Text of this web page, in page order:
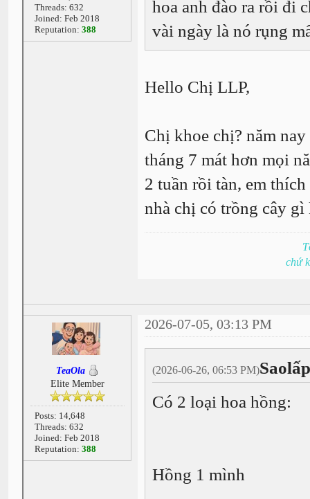
Threads: 632
Joined: Feb 2018
Reputation: 388
hoa anh đào ra rồi đi
vài ngày là nó rụng
Hello Chị LLP,
Chị khoe chị? năm
tháng 7 mát hơn mọi
2 tuần rồi tàn, em thích
nhà chị có trồng cây gì
chứ
TeaOla
Elite Member
Posts: 14,648
Threads: 632
Joined: Feb 2018
Reputation: 388
2026-07-05, 03:13 PM
(2026-06-26, 06:53 PM)
Có 2 loại hoa hồng:
Hồng 1 mình